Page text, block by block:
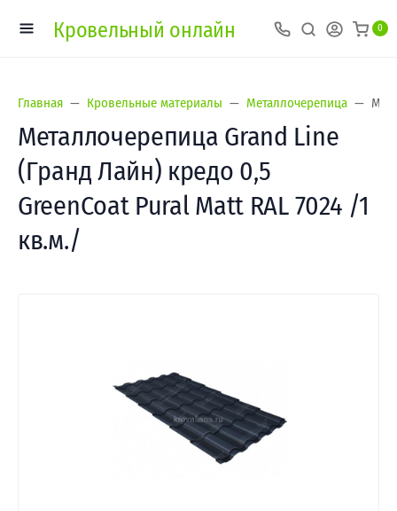
Кровельный онлайн 0
Главная Кровельные материалы Металлочерепица
Металлочерепица Grand Line
(Гранд Лайн) кредо 0,5
GreenСoat Pural Matt RAL 7024 /1
кв.м./